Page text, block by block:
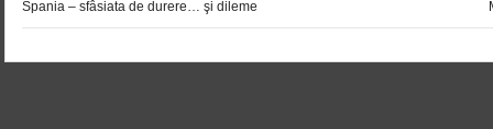
Spania – sfâsiata de durere… şi dileme